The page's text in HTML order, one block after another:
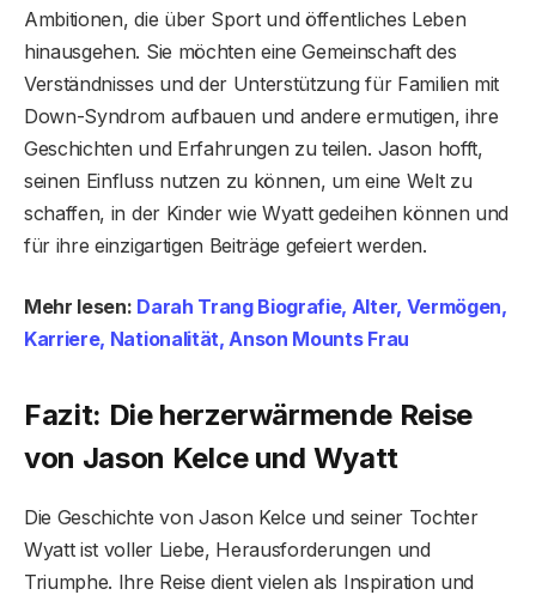
Ambitionen, die über Sport und öffentliches Leben
hinausgehen. Sie möchten eine Gemeinschaft des
Verständnisses und der Unterstützung für Familien mit
Down-Syndrom aufbauen und andere ermutigen, ihre
Geschichten und Erfahrungen zu teilen. Jason hofft,
seinen Einfluss nutzen zu können, um eine Welt zu
schaffen, in der Kinder wie Wyatt gedeihen können und
für ihre einzigartigen Beiträge gefeiert werden.
Mehr lesen: Darah Trang Biografie, Alter, Vermögen,
Karriere, Nationalität, Anson Mounts Frau
Fazit: Die herzerwärmende Reise
von Jason Kelce und Wyatt
Die Geschichte von Jason Kelce und seiner Tochter
Wyatt ist voller Liebe, Herausforderungen und
Triumphe. Ihre Reise dient vielen als Inspiration und